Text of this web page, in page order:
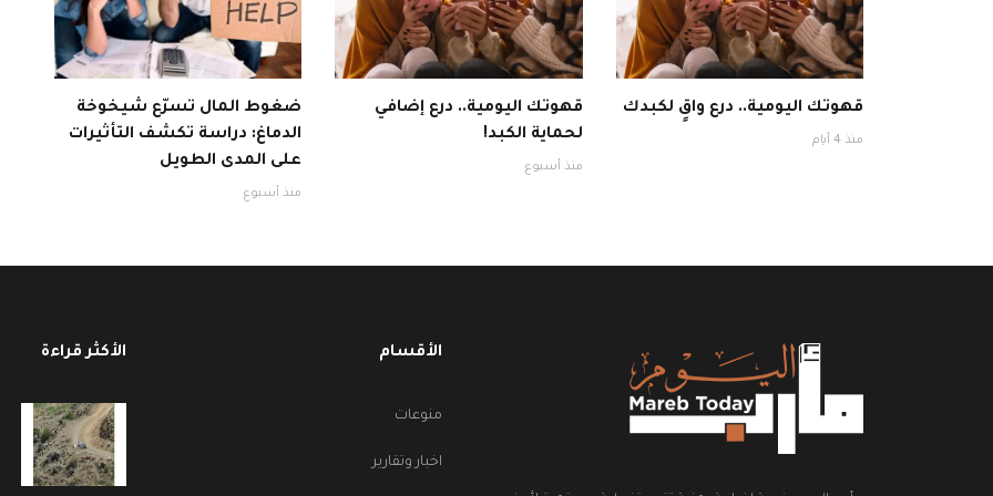
قهوتك اليومية.. درع واقٍ لكبدك
منذ 4 أيام
قهوتك اليومية.. درع إضافي
لحماية الكبد!
منذ أسبوع
ضغوط المال تسرّع شيخوخة
الدماغ: دراسة تكشف التأثيرات
على المدى الطويل
منذ أسبوع
الأقسام
منوعات
اخبار وتقارير
الأكثر قراءة